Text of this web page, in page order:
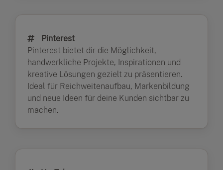
Pinterest
Pinterest bietet dir die Möglichkeit,
handwerkliche Projekte, Inspirationen und
kreative Lösungen gezielt zu präsentieren.
Ideal für Reichweitenaufbau, Markenbildung
und neue Ideen für deine Kunden sichtbar zu
machen.